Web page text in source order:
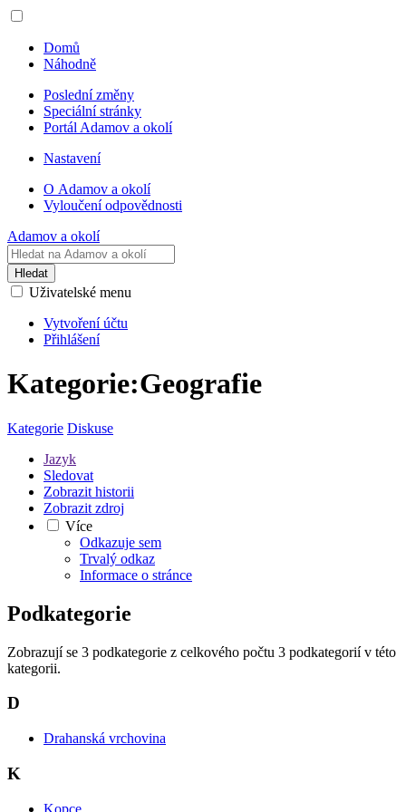
Domů
Náhodně
Poslední změny
Speciální stránky
Portál Adamov a okolí
Nastavení
O Adamov a okolí
Vyloučení odpovědnosti
Adamov a okolí
Hledat
Uživatelské menu
Vytvoření účtu
Přihlášení
Kategorie:Geografie
Kategorie Diskuse
Jazyk
Sledovat
Zobrazit historii
Zobrazit zdroj
Více
Odkazuje sem
Trvalý odkaz
Informace o stránce
Podkategorie
Zobrazují se 3 podkategorie z celkového počtu 3 podkategorií v této
kategorii.
D
Drahanská vrchovina
K
Kopce